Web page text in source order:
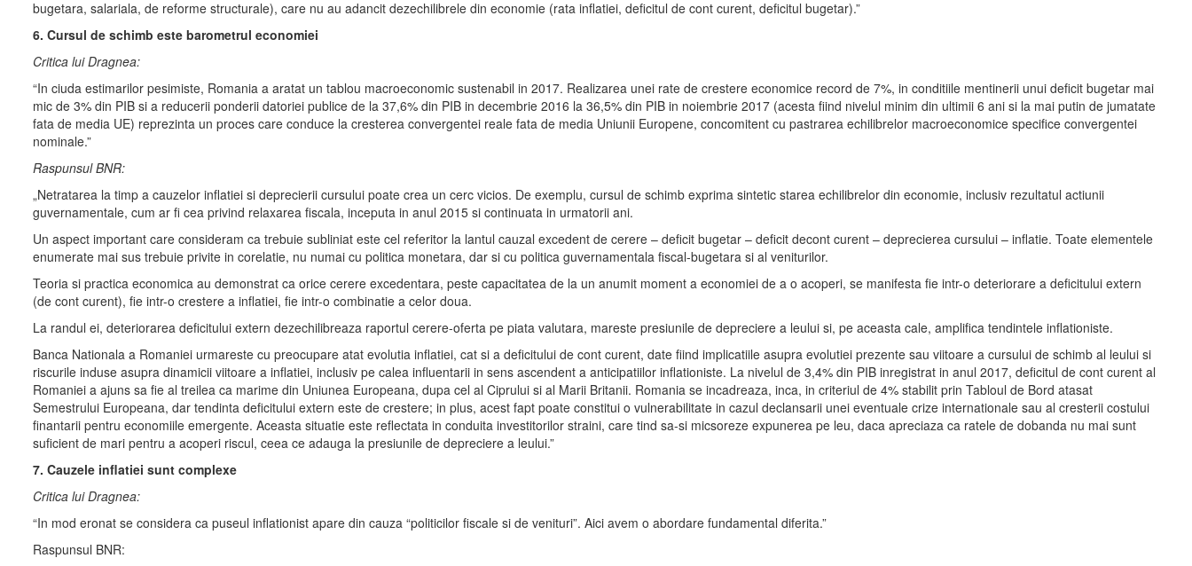
bugetara, salariala, de reforme structurale), care nu au adancit dezechilibrele din economie (rata inflatiei, deficitul de cont curent, deficitul bugetar).”
6. Cursul de schimb este barometrul economiei
Critica lui Dragnea:
“In ciuda estimarilor pesimiste, Romania a aratat un tablou macroeconomic sustenabil in 2017. Realizarea unei rate de crestere economice record de 7%, in conditiile mentinerii unui deficit bugetar mai
mic de 3% din PIB si a reducerii ponderii datoriei publice de la 37,6% din PIB in decembrie 2016 la 36,5% din PIB in noiembrie 2017 (acesta fiind nivelul minim din ultimii 6 ani si la mai putin de jumatate
fata de media UE) reprezinta un proces care conduce la cresterea convergentei reale fata de media Uniunii Europene, concomitent cu pastrarea echilibrelor macroeconomice specifice convergentei
nominale.”
Raspunsul BNR:
„Netratarea la timp a cauzelor inflatiei si deprecierii cursului poate crea un cerc vicios. De exemplu, cursul de schimb exprima sintetic starea echilibrelor din economie, inclusiv rezultatul actiunii
guvernamentale, cum ar fi cea privind relaxarea fiscala, inceputa in anul 2015 si continuata in urmatorii ani.
Un aspect important care consideram ca trebuie subliniat este cel referitor la lantul cauzal excedent de cerere – deficit bugetar – deficit decont curent – deprecierea cursului – inflatie. Toate elementele
enumerate mai sus trebuie privite in corelatie, nu numai cu politica monetara, dar si cu politica guvernamentala fiscal-bugetara si al veniturilor.
Teoria si practica economica au demonstrat ca orice cerere excedentara, peste capacitatea de la un anumit moment a economiei de a o acoperi, se manifesta fie intr-o deteriorare a deficitului extern
(de cont curent), fie intr-o crestere a inflatiei, fie intr-o combinatie a celor doua.
La randul ei, deteriorarea deficitului extern dezechilibreaza raportul cerere-oferta pe piata valutara, mareste presiunile de depreciere a leului si, pe aceasta cale, amplifica tendintele inflationiste.
Banca Nationala a Romaniei urmareste cu preocupare atat evolutia inflatiei, cat si a deficitului de cont curent, date fiind implicatiile asupra evolutiei prezente sau viitoare a cursului de schimb al leului si
riscurile induse asupra dinamicii viitoare a inflatiei, inclusiv pe calea influentarii in sens ascendent a anticipatiilor inflationiste. La nivelul de 3,4% din PIB inregistrat in anul 2017, deficitul de cont curent al
Romaniei a ajuns sa fie al treilea ca marime din Uniunea Europeana, dupa cel al Ciprului si al Marii Britanii. Romania se incadreaza, inca, in criteriul de 4% stabilit prin Tabloul de Bord atasat
Semestrului Europeana, dar tendinta deficitului extern este de crestere; in plus, acest fapt poate constitui o vulnerabilitate in cazul declansarii unei eventuale crize internationale sau al cresterii costului
finantarii pentru economiile emergente. Aceasta situatie este reflectata in conduita investitorilor straini, care tind sa-si micsoreze expunerea pe leu, daca apreciaza ca ratele de dobanda nu mai sunt
suficient de mari pentru a acoperi riscul, ceea ce adauga la presiunile de depreciere a leului.”
7. Cauzele inflatiei sunt complexe
Critica lui Dragnea:
“In mod eronat se considera ca puseul inflationist apare din cauza “politicilor fiscale si de venituri”. Aici avem o abordare fundamental diferita.”
Raspunsul BNR: